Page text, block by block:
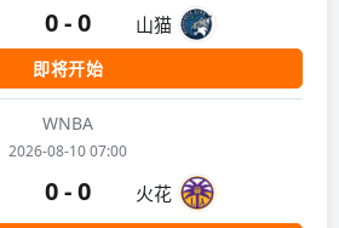
0 - 0 山猫
即将开始
WNBA
2026-08-10 07:00
0 - 0 火花